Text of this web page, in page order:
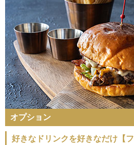
オプション
好きなドリンクを好きなだけ【